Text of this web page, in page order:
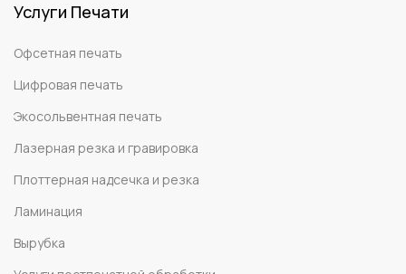
Услуги Печати
Офсетная печать
Цифровая печать
Экосольвентная печать
Лазерная резка и гравировка
Плоттерная надсечка и резка
Ламинация
Вырубка